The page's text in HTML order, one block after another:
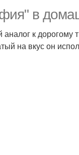
в
к
на вкус он